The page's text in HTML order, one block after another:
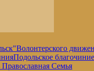
Волонтерского
Подольское благочиние
Семья